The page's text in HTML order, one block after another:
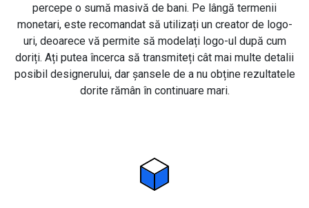
percepe o sumă masivă de bani. Pe lângă termenii
monetari, este recomandat să utilizați un creator de logo-
uri, deoarece vă permite să modelați logo-ul după cum
doriți. Ați putea încerca să transmiteți cât mai multe detalii
posibil designerului, dar șansele de a nu obține rezultatele
dorite rămân în continuare mari.